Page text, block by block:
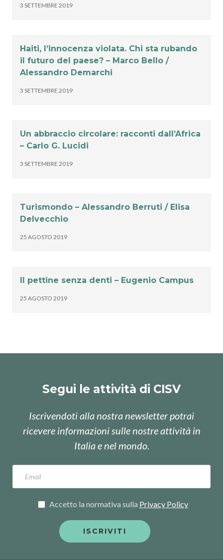
3 SETTEMBRE 2019
Haiti, l’innocenza violata. Chi sta rubando
il futuro del paese? – Marco Bello /
Alessandro Demarchi
3 SETTEMBRE 2019
Un abbraccio circolare: racconti dall’Africa
– Carlo G. Lucidi
3 SETTEMBRE 2019
Turismondo – Alessandro Berruti / Elisa
Delvecchio
25 AGOSTO 2019
Il pettine senza denti – Eugenio Campus
25 AGOSTO 2019
Segui le attività di CISV
Iscrivendoti alla nostra newsletter potrai
ricevere informazioni sulle nostre attività in
Italia e nel mondo.
Accetto la normativa sulla Privacy Policy